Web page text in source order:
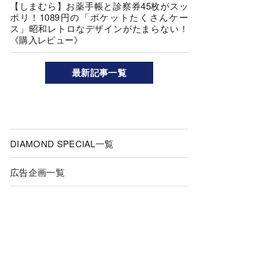
【しまむら】お薬手帳と診察券45枚がスッ
ポリ！1089円の「ポケットたくさんケー
ス」昭和レトロなデザインがたまらない！
《購入レビュー》
最新記事一覧
DIAMOND SPECIAL一覧
広告企画一覧